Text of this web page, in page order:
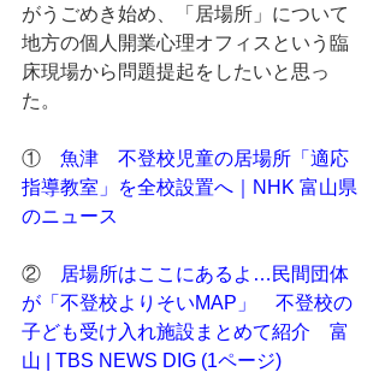
がうごめき始め、「居場所」について
地方の個人開業心理オフィスという臨
床現場から問題提起をしたいと思っ
た。
① 魚津　不登校児童の居場所「適応
指導教室」を全校設置へ｜NHK 富山県
のニュース
②
居場所はここにあるよ…民間団体
が「不登校よりそいMAP」　不登校の
子ども受け入れ施設まとめて紹介　富
山 | TBS NEWS DIG (1ページ)